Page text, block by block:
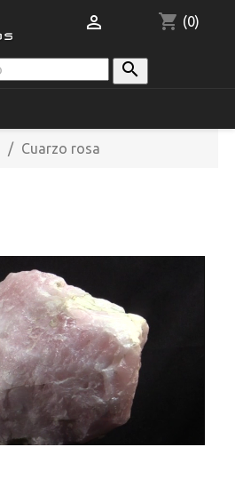
shopping_cart (0)


Cuarzo rosa